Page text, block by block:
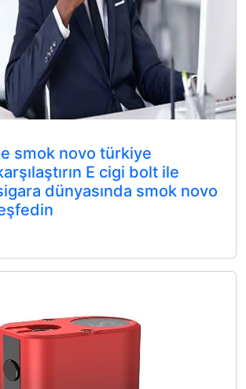
smok novo türkiye
E cigi bolt ile
dünyasında smok novo